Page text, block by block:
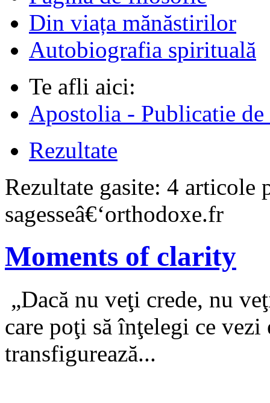
Din viața mănăstirilor
Autobiografia spirituală
Te afli aici:
Apostolia - Publicatie
Rezultate
Rezultate gasite: 4 articole
sagesseâ€‘orthodoxe.fr
Moments of clarity
„Dacă nu veţi crede, nu
care poţi să înţelegi ce
transfigurează...